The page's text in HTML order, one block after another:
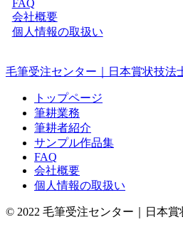
FAQ
会社概要
個人情報の取扱い
毛筆受注センター｜日本賞状技法
トップページ
筆耕業務
筆耕者紹介
サンプル作品集
FAQ
会社概要
個人情報の取扱い
© 2022 毛筆受注センター｜日本賞